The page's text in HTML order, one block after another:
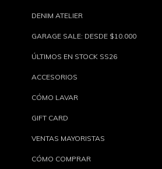
DENIM ATELIER
GARAGE SALE: DESDE $10.000
ÚLTIMOS EN STOCK SS26
ACCESORIOS
CÓMO LAVAR
GIFT CARD
VENTAS MAYORISTAS
CÓMO COMPRAR